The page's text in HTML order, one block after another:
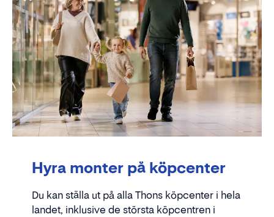
Hyra monter på köpcenter
Du kan ställa ut på alla Thons köpcenter i hela
landet, inklusive de största köpcentren i